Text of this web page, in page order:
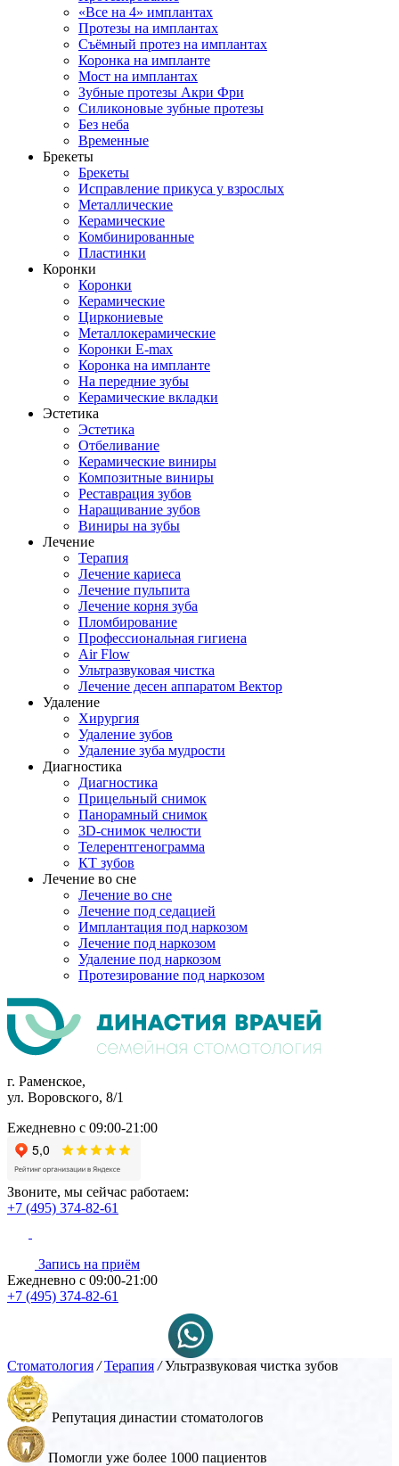
«Все на 4» имплантах
Протезы на имплантах
Съёмный протез на имплантах
Коронка на импланте
Мост на имплантах
Зубные протезы Акри Фри
Силиконовые зубные протезы
Без неба
Временные
Брекеты
Брекеты
Исправление прикуса у взрослых
Металлические
Керамические
Комбинированные
Пластинки
Коронки
Коронки
Керамические
Циркониевые
Металлокерамические
Коронки E-max
Коронка на импланте
На передние зубы
Керамические вкладки
Эстетика
Эстетика
Отбеливание
Керамические виниры
Композитные виниры
Реставрация зубов
Наращивание зубов
Виниры на зубы
Лечение
Терапия
Лечение кариеса
Лечение пульпита
Лечение корня зуба
Пломбирование
Профессиональная гигиена
Air Flow
Ультразвуковая чистка
Лечение десен аппаратом Вектор
Удаление
Хирургия
Удаление зубов
Удаление зуба мудрости
Диагностика
Диагностика
Прицельный снимок
Панорамный снимок
3D-снимок челюсти
Телерентгенограмма
КТ зубов
Лечение во сне
Лечение во сне
Лечение под седацией
Имплантация под наркозом
Лечение под наркозом
Удаление под наркозом
Протезирование под наркозом
г. Раменское,
ул. Воровского, 8/1
Ежедневно с 09:00-21:00
Звоните, мы сейчас работаем:
+7 (495) 374-82-61
Запись на приём
Ежедневно с 09:00-21:00
+7 (495) 374-82-61
Стоматология /Терапия /Ультразвуковая чистка зубов
Репутация династии стоматологов
Помогли уже более 1000 пациентов